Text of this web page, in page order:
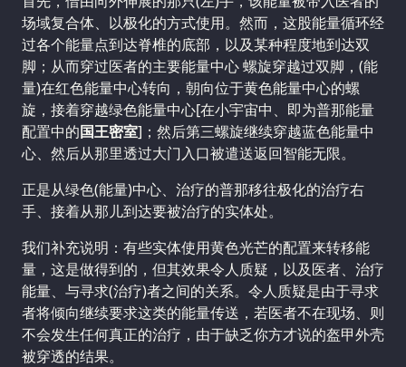
场域复合体、以极化的方式使用。然而，这股能量循环经
过各个能量点到达脊椎的底部，以及某种程度地到达双
脚；从而穿过医者的主要能量中心 螺旋穿越过双脚，(能
量)在红色能量中心转向，朝向位于黄色能量中心的螺
旋，接着穿越绿色能量中心[在小宇宙中、即为普那能量
配置中的国王密室]；然后第三螺旋继续穿越蓝色能量中
心、然后从那里透过大门入口被遣送返回智能无限。
正是从绿色(能量)中心、治疗的普那移往极化的治疗右
手、接着从那儿到达要被治疗的实体处。
我们补充说明：有些实体使用黄色光芒的配置来转移能
量，这是做得到的，但其效果令人质疑，以及医者、治疗
能量、与寻求(治疗)者之间的关系。令人质疑是由于寻求
者将倾向继续要求这类的能量传送，若医者不在现场、则
不会发生任何真正的治疗，由于缺乏你方才说的盔甲外壳
被穿透的结果。